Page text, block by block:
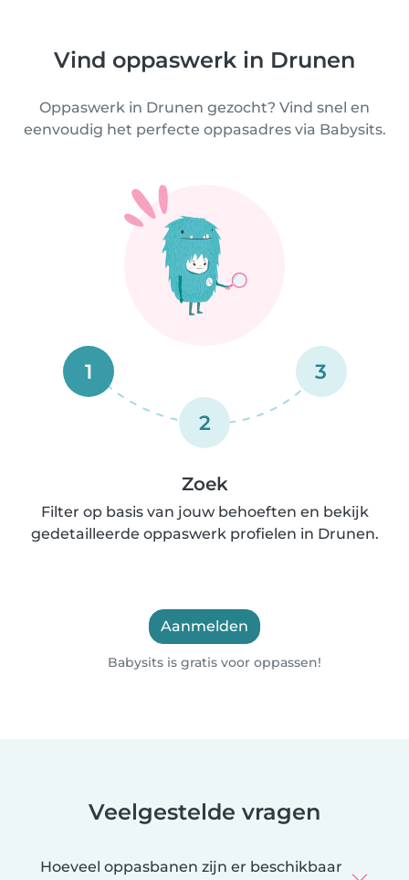
Vind oppaswerk in Drunen
Oppaswerk in Drunen gezocht? Vind snel en
eenvoudig het perfecte oppasadres via Babysits.
1
2
3
Zoek
Filter op basis van jouw behoeften en bekijk
gedetailleerde oppaswerk profielen in Drunen.
Aanmelden
Babysits is gratis voor oppassen!
Veelgestelde vragen
Hoeveel oppasbanen zijn er beschikbaar